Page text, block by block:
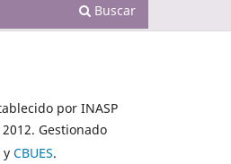
Buscar
por INASP
Gestionado
y CBUES.